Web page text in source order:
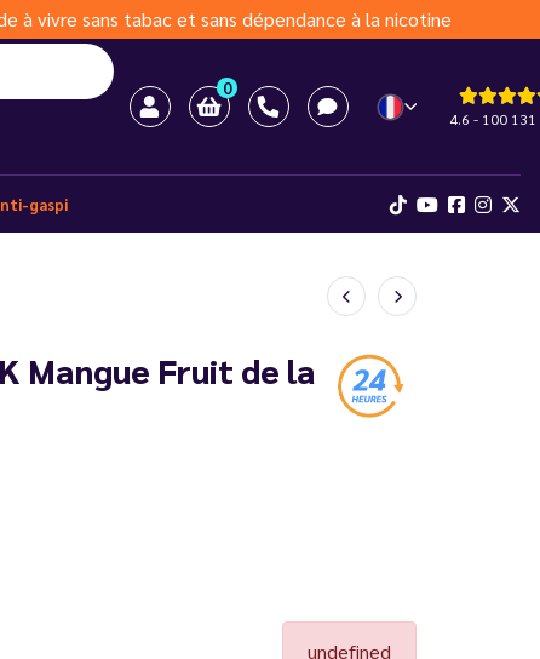
à vivre sans tabac et sans dépendance à la nicotine
0
4.6 - 100 131
gaspi
Mangue Fruit de la
undefined